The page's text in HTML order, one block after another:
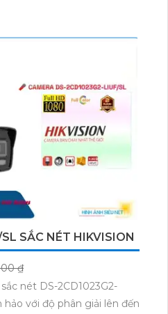
SẮC NÉT HIKVISION
₫
nét DS-2CD1023G2-
hảo với độ phân giải lên đến